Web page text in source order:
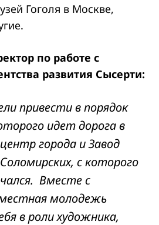
Гоголя в Москве,
по работе с
развития Сысерти:
привести в порядок
идет дорога в
города и Завод
с которого
Вместе с
молодежь
в роли художника,